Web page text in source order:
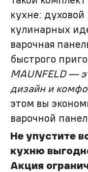
кухне:
кулинарных
варочная
быстрого
MAUNFELD —
дизайн и
этом вы
варочной
Не упустите
кухню
Акция